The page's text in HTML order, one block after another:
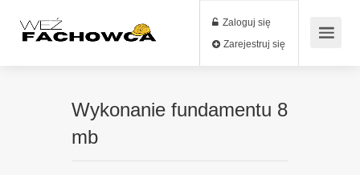
Zaloguj się
Zarejestruj się
Wykonanie fundamentu 8
mb